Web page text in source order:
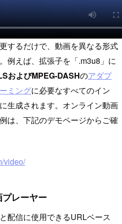
するだけで、動画を異なる形式
例えば、拡張子を「.m3u8」に
およびMPEG-DASHのアダプ
ミングに必要なすべてのイン
生成されます。オンライン動画
は、下記のデモページからご確
video/
レーヤー
配信に使用できるURLベース